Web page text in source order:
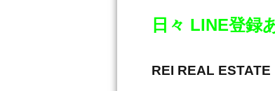
日々 LINE登録
REI REAL